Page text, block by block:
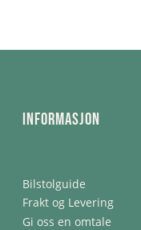
Informasjon
Bilstolguide
Frakt og Levering
Gi oss en omtale